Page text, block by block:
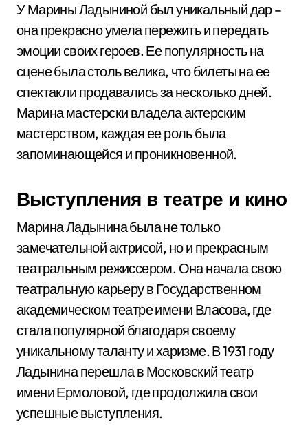
У Марины Ладыниной был уникальный дар –
она прекрасно умела пережить и передать
эмоции своих героев. Ее популярность на
сцене была столь велика, что билеты на ее
спектакли продавались за несколько дней.
Марина мастерски владела актерским
мастерством, каждая ее роль была
запоминающейся и проникновенной.
Выступления в театре и кино
Марина Ладынина была не только
замечательной актрисой, но и прекрасным
театральным режиссером. Она начала свою
театральную карьеру в Государственном
академическом театре имени Власова, где
стала популярной благодаря своему
уникальному таланту и харизме. В 1931 году
Ладынина перешла в Московский театр
имени Ермоловой, где продолжила свои
успешные выступления.